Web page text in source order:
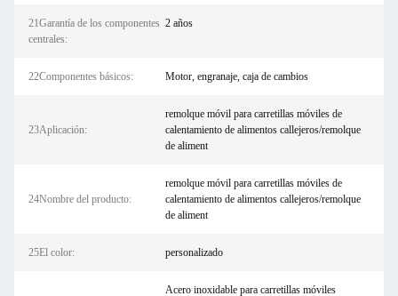
21Garantía de los componentes
centrales:
2 años
22Componentes básicos: Motor, engranaje, caja de cambios
23Aplicación:
remolque móvil para carretillas móviles de
calentamiento de alimentos callejeros/remolque
de aliment
24Nombre del producto:
remolque móvil para carretillas móviles de
calentamiento de alimentos callejeros/remolque
de aliment
25El color: personalizado
Acero inoxidable para carretillas móviles